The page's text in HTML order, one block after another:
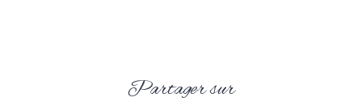
Partager sur